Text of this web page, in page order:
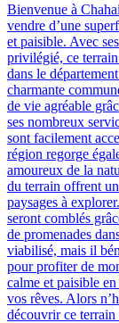
Bienvenue à
vendre d’une
et paisible. Avec
privilégié, ce
dans le
charmante
de vie agréable
ses nombreux
sont facilement
région regorge
amoureux de la
du terrain offrent
paysages à
seront comblés
de promenades
viabilisé, mais il
pour profiter de
calme et paisible
vos rêves. Alors
découvrir ce